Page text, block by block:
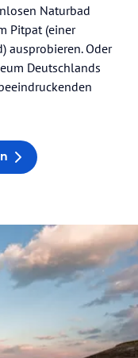
Naturbad
Pitpat (einer
ausprobieren. Oder
Deutschlands